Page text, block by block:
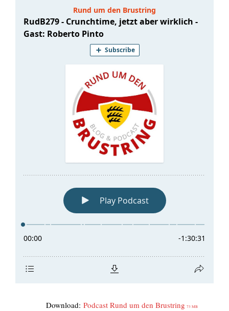
Down­load: Pod­cast Rund um den Brust­ring 73 MB